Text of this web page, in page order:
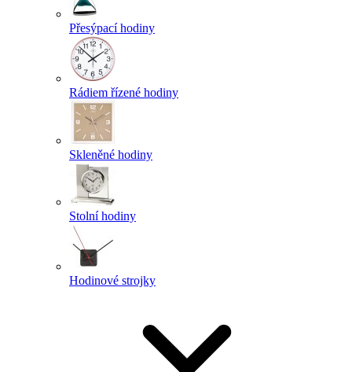
Přesýpací hodiny
Rádiem řízené hodiny
Skleněné hodiny
Stolní hodiny
Hodinové strojky